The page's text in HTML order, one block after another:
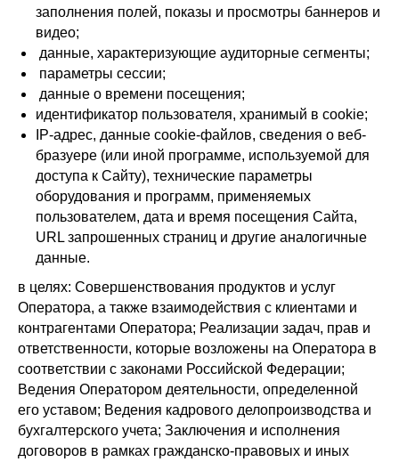
заполнения полей, показы и просмотры баннеров и
видео;
данные, характеризующие аудиторные сегменты;
параметры сессии;
данные о времени посещения;
идентификатор пользователя, хранимый в cookie;
IP-адрес, данные cookie-файлов, сведения о веб-
бразуере (или иной программе, используемой для
доступа к Сайту), технические параметры
оборудования и программ, применяемых
пользователем, дата и время посещения Сайта,
URL запрошенных страниц и другие аналогичные
данные.
в целях: Совершенствования продуктов и услуг
Оператора, а также взаимодействия с клиентами и
контрагентами Оператора; Реализации задач, прав и
ответственности, которые возложены на Оператора в
соответствии с законами Российской Федерации;
Ведения Оператором деятельности, определенной
его уставом; Ведения кадрового делопроизводства и
бухгалтерского учета; Заключения и исполнения
договоров в рамках гражданско-правовых и иных